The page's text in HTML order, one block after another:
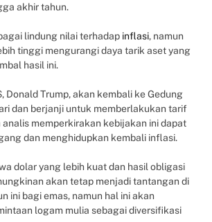
akhir tahun.
lindung nilai terhadap inflasi, namun
tinggi mengurangi daya tarik aset yang
hasil ini.
Donald Trump, akan kembali ke Gedung
dan berjanji untuk memberlakukan tarif
analis memperkirakan kebijakan ini dapat
dan menghidupkan kembali inflasi.
dolar yang lebih kuat dan hasil obligasi
akan tetap menjadi tantangan di
ini bagi emas, namun hal ini akan
logam mulia sebagai diversifikasi